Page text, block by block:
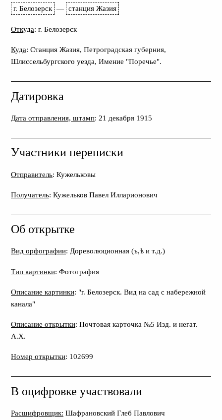
г. Белозерск — станция Жазия
Откуда: г. Белозерск
Куда: Станция Жазия, Петроградская губерния,
Шлиссельбургского уезда, Имение "Поречье".
Датировка
Дата отправления, штамп: 21 декабря 1915
Участники переписки
Отправитель: Кужельковы
Получатель: Кужельков Павел Илларионович
Об открытке
Вид орфографии: Дореволюционная (ъ,ѣ и т.д.)
Тип картинки: Фотография
Описание картинки: "г. Белозерск. Вид на сад с набережной
канала"
Описание открытки: Почтовая карточка №5 Изд. и негат.
А.Х.
Номер открытки: 102699
В оцифровке участвовали
Расшифровщик: Шафрановский Глеб Павлович